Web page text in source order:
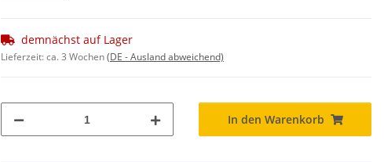
demnächst auf Lager
Lieferzeit:ca. 3 Wochen(DE - Ausland abweichend)
In den Warenkorb